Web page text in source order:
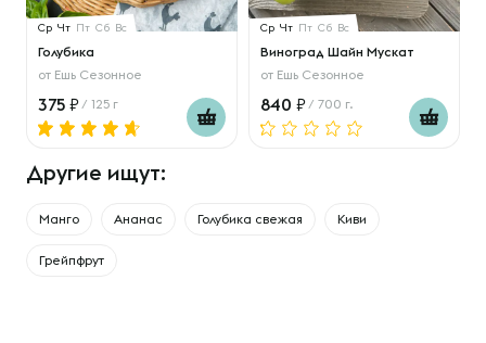
Ср Чт Пт Сб Вс
Голубика
от Ешь Сезонное
375 / 125 г
Ср Чт Пт Сб Вс
Виноград Шайн Мускат
от Ешь Сезонное
840 / 700 г.
Другие ищут:
Манго Ананас Голубика свежая Киви
Грейпфрут